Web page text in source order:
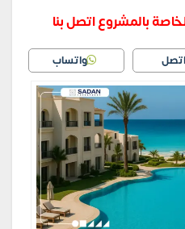
بالمشروع اتصل بنا
واتساب